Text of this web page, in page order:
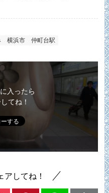
横浜市 仲町台駅
入ったら
てね！
アしてね！